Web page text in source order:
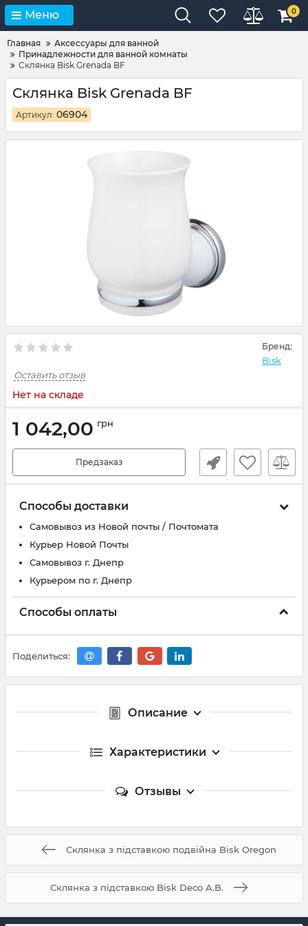
Меню 0
Главная
Аксессуары для ванной
Принадлежности для ванной комнаты
Склянка Bisk Grenada BF
Склянка Bisk Grenada BF
Артикул: 06904
Бренд:
Bisk
Оставить отзыв
Нет на складе
1 042,00 грн
Предзаказ
Способы доставки
Самовывоз из Новой почты / Почтомата
Курьер Новой Почты
Самовывоз г. Днепр
Курьером по г. Днепр
Способы оплаты
Поделиться:
Описание
Характеристики
Отзывы
Склянка з підставкою подвійна Bisk Oregon
Склянка з підставкою Bisk Deco A.B.